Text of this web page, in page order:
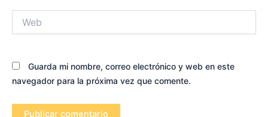
Guarda mi nombre, correo electrónico y web en este
navegador para la próxima vez que comente.